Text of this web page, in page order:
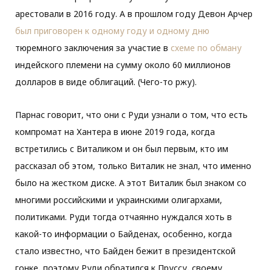
арестовали в 2016 году. А в прошлом году Девон Арчер
был приговорен к одному году и одному дню
тюремного заключения за участие в схеме по обману
индейского племени на сумму около 60 миллионов
долларов в виде облигаций. (Чего-то ржу).
Парнас говорит, что они с Руди узнали о том, что есть
компромат на Хантера в июне 2019 года, когда
встретились с Виталиком и он был первым, кто им
рассказал об этом, только Виталик не знал, что именно
было на жестком диске. А этот Виталик был знаком со
многими российскими и украинскими олигархами,
политиками. Руди тогда отчаянно нуждался хоть в
какой-то информации о Байденах, особенно, когда
стало известно, что Байден бежит в президентской